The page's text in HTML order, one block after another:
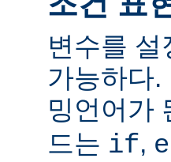
변수를
가능하다.
밍언어가
드는 if,